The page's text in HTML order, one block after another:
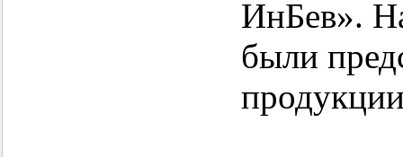
ИнБев».
были